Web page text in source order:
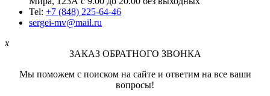
Tel: +7 (848) 225-64-46
sergei-mv@mail.ru
x
ЗАКАЗ ОБРАТНОГО ЗВОНКА
Мы поможем с поиском на сайте и ответим на все ваши
вопросы!